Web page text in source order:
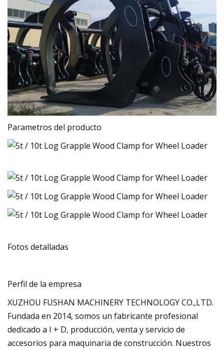
Parametros del producto
Fotos detalladas
Perfil de la empresa
XUZHOU FUSHAN MACHINERY TECHNOLOGY CO.,LTD.
Fundada en 2014, somos un fabricante profesional
dedicado a I + D, producción, venta y servicio de
accesorios para maquinaria de construcción. Nuestros